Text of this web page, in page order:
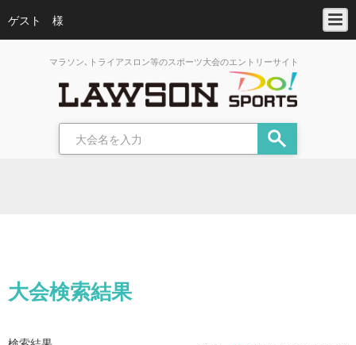
ゲスト 様
マラソン､トライアスロン等のスポーツ大会のエントリーサイト
大会検索結果